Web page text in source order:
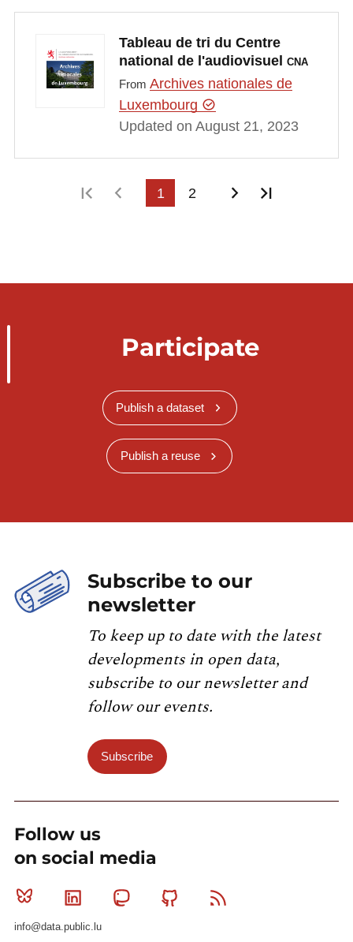
Tableau de tri du Centre
national de l'audiovisuel CNA
From Archives nationales de
Luxembourg
Updated on August 21, 2023
First pagePrevious page
1 2 Next page
Participate
Publish a dataset
Publish a reuse
Subscribe to our
newsletter
To keep up to date with the latest
developments in open data,
subscribe to our newsletter and
follow our events.
Subscribe
Follow us
on social media
Bluesky Linkedin MastodonGithub
info@data.public.lu